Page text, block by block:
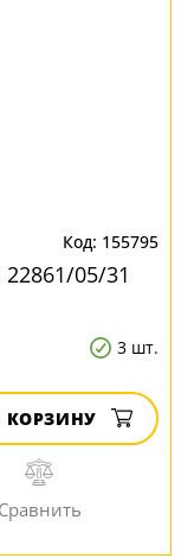
155795
05/31
3 шт.
КОРЗИНУ